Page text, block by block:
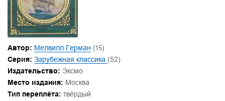
Автор: Мелвилл Герман (15)
Серия: Зарубежная классика (52)
Издательство: Эксмо
Место издания: Москва
Тип переплёта: твёрдый